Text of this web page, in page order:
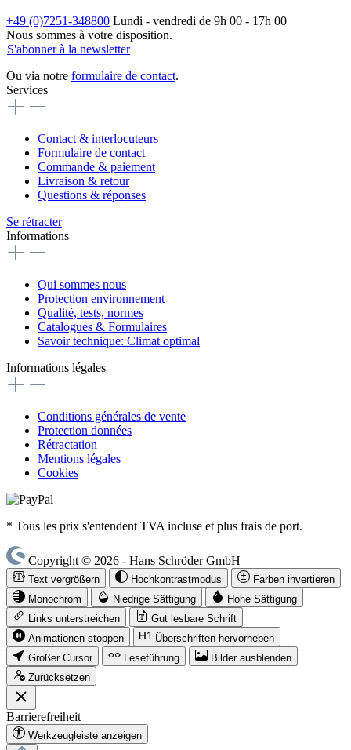
+49 (0)7251-348800 Lundi - vendredi de 9h 00 - 17h 00
Nous sommes à votre disposition.
S'abonner à la newsletter
Ou via notre formulaire de contact.
Services
Contact & interlocuteurs
Formulaire de contact
Commande & paiement
Livraison & retour
Questions & réponses
Se rétracter
Informations
Qui sommes nous
Protection environnement
Qualité, tests, normes
Catalogues & Formulaires
Savoir technique: Climat optimal
Informations légales
Conditions générales de vente
Protection données
Rétractation
Mentions légales
Cookies
* Tous les prix s'entendent TVA incluse et plus frais de port.
Copyright © 2026 - Hans Schröder GmbH
Text vergrößern Hochkontrastmodus
Farben invertieren
Monochrom
Niedrige Sättigung
Hohe Sättigung
Links unterstreichen
Gut lesbare Schrift
Animationen stoppen
Überschriften hervorheben
Großer Cursor
Leseführung
Bilder ausblenden
Zurücksetzen
Barrierefreiheit
Werkzeugleiste anzeigen